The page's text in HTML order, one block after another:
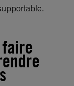
faire